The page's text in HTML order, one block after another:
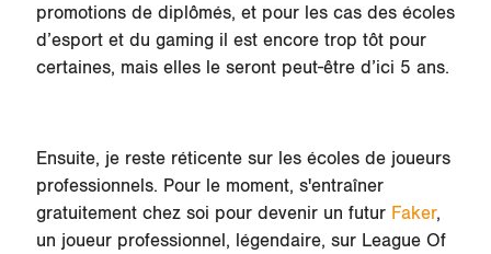
promotions de diplômés, et pour les cas des écoles
d’esport et du gaming il est encore trop tôt pour
certaines, mais elles le seront peut-être d’ici 5 ans.
Ensuite, je reste réticente sur les écoles de joueurs
professionnels. Pour le moment, s'entraîner
gratuitement chez soi pour devenir un futur Faker,
un joueur professionnel, légendaire, sur League Of